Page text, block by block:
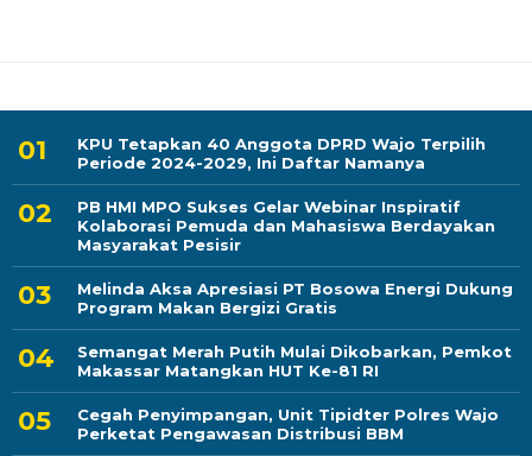
KPU Tetapkan 40 Anggota DPRD Wajo Terpilih
Periode 2024-2029, Ini Daftar Namanya
PB HMI MPO Sukses Gelar Webinar Inspiratif
Kolaborasi Pemuda dan Mahasiswa Berdayakan
Masyarakat Pesisir
Melinda Aksa Apresiasi PT Bosowa Energi Dukung
Program Makan Bergizi Gratis
Semangat Merah Putih Mulai Dikobarkan, Pemkot
Makassar Matangkan HUT Ke-81 RI
Cegah Penyimpangan, Unit Tipidter Polres Wajo
Perketat Pengawasan Distribusi BBM